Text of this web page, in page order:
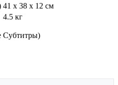
41 x 38 x 12 см
4.5 кг
Субтитры)